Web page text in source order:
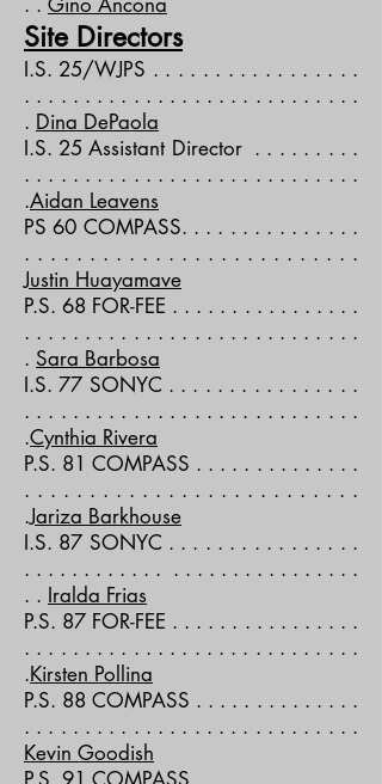
Site Directors
I.S. 25/WJPS . . . . . . . . . . . . . . . . .
. . . . . . . . . . . . . . . . . . . . . . . . . . . .
. Dina DePaola
I.S. 25 Assistant Director . . . . . . . . .
. . . . . . . . . . . . . . . . . . . . . . . . . . . .
.Aidan Leavens
PS 60 COMPASS. . . . . . . . . . . . . . .
. . . . . . . . . . . . . . . . . . . . . . . . . .
Justin Huayamave
P.S. 68 FOR-FEE . . . . . . . . . . . . . . . .
. . . . . . . . . . . . . . . . . . . . . . . . . . . .
. Sara Barbosa
I.S. 77 SONYC . . . . . . . . . . . . . . . .
. . . . . . . . . . . . . . . . . . . . . . . . . . . .
.Cynthia Rivera
P.S. 81 COMPASS . . . . . . . . . . . . . .
. . . . . . . . . . . . . . . . . . . . . . . . . .
.Jariza Barkhouse
I.S. 87 SONYC . . . . . . . . . . . . . . . .
. . . . . . . . . . . . . . . . . . . . . . . . . . . .
. . Iralda Frias
P.S. 87 FOR-FEE . . . . . . . . . . . . . . . .
. . . . . . . . . . . . . . . . . . . . . . . . . . . .
.Kirsten Pollina
P.S. 88 COMPASS . . . . . . . . . . . . . .
. . . . . . . . . . . . . . . . . . . . . . . . . . . .
Kevin Goodish